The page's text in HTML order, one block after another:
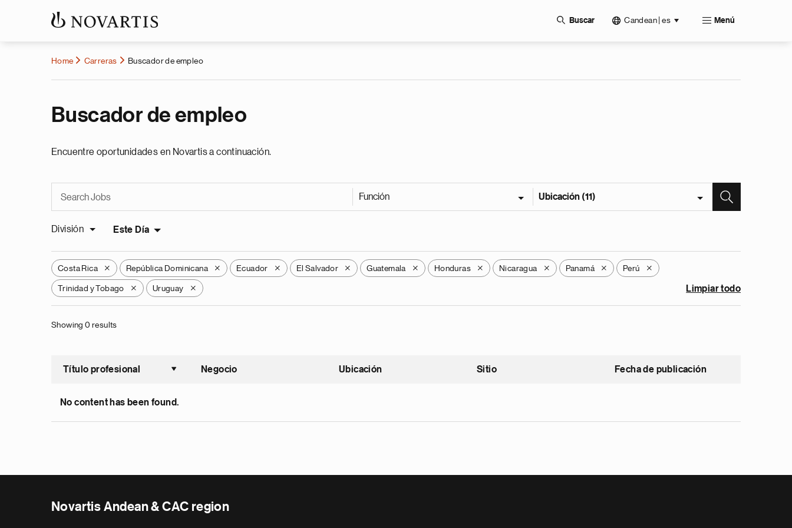
Buscar Candean | es Menú
Home Carreras Buscador de empleo
Buscador de empleo
Encuentre oportunidades en Novartis a continuación.
Función Ubicación (11)
División Este Día
Costa Rica X República Dominicana X Ecuador X El Salvador X Guatemala X Honduras X Nicaragua X Panamá X Perú X
Trinidad y Tobago X Uruguay X Limpiar todo
Showing 0 results
Título profesional
Ordenar ascendente
Negocio Ubicación Sitio Fecha de publicación
No content has been found.
Novartis Andean & CAC region